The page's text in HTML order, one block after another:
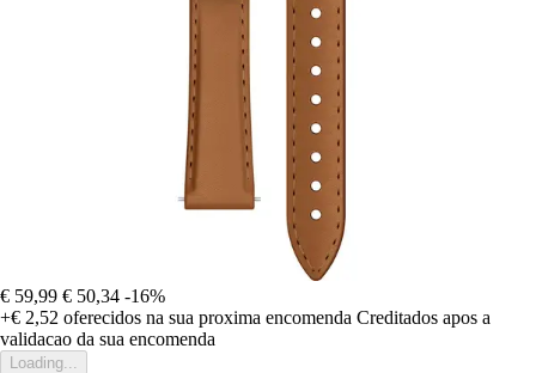
€ 59,99 € 50,34 -16%
+€ 2,52 oferecidos na sua proxima encomenda Creditados apos a
validacao da sua encomenda
Loading...